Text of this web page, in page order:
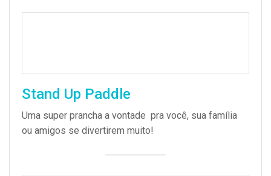
Stand Up Paddle
Uma super prancha a vontade pra você, sua família
ou amigos se divertirem muito!